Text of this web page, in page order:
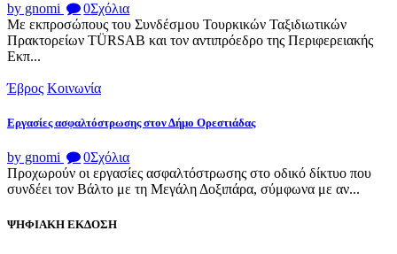
by gnomi 0Σχόλια
Με εκπροσώπους του Συνδέσμου Τουρκικών Ταξιδιωτικών
Πρακτορείων TÜRSAB και τον αντιπρόεδρο της Περιφερειακής
Εκπ...
Έβρος Κοινωνία
Εργασίες ασφαλτόστρωσης στον Δήμο Ορεστιάδας
by gnomi 0Σχόλια
Προχωρούν οι εργασίες ασφαλτόστρωσης στο οδικό δίκτυο που
συνδέει τον Βάλτο με τη Μεγάλη Δοξιπάρα, σύμφωνα με αν...
ΨΗΦΙΑΚΗ ΕΚΔΟΣΗ